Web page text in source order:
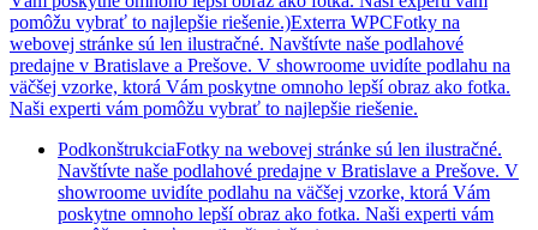
pomôžu vybrať to najlepšie riešenie.)Exterra WPCFotky na
webovej stránke sú len ilustračné. Navštívte naše podlahové
predajne v Bratislave a Prešove. V showroome uvidíte podlahu na
väčšej vzorke, ktorá Vám poskytne omnoho lepší obraz ako fotka.
Naši experti vám pomôžu vybrať to najlepšie riešenie.
PodkonštrukciaFotky na webovej stránke sú len ilustračné.
Navštívte naše podlahové predajne v Bratislave a Prešove. V
showroome uvidíte podlahu na väčšej vzorke, ktorá Vám
poskytne omnoho lepší obraz ako fotka. Naši experti vám